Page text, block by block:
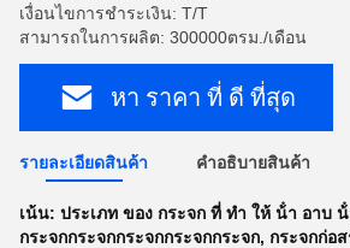
เงื่อนไขการชำระเงิน: T/T
สามารถในการผลิต: 300000ตรม./เดือน
หา ราคา ที่ ดี ที่สุด
รายละเอียดสินค้า คําอธิบายสินค้า
เน้น: ประเภท ของ กระจก ที่ ทํา ให้ น้ํา อาบ
กระจกกระจกกระจกกระจกกระจก, กระจกก่อ